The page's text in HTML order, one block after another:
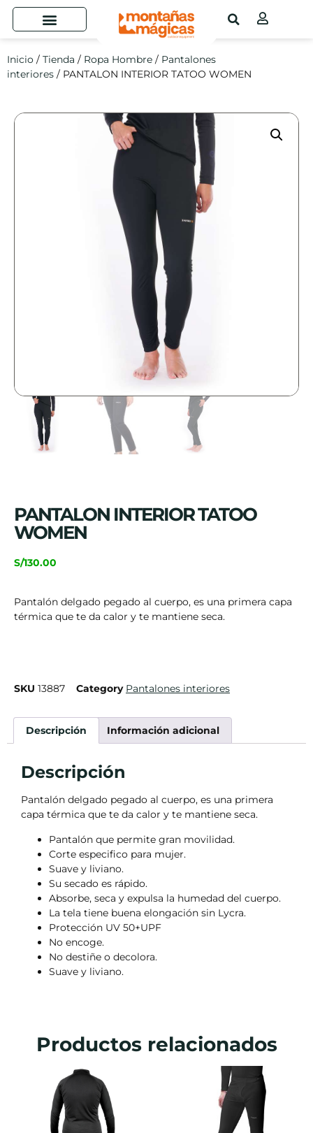
Inicio / Tienda / Ropa Hombre / Pantalones
interiores / PANTALON INTERIOR TATOO WOMEN
PANTALON INTERIOR TATOO
WOMEN
S/130.00
Pantalón delgado pegado al cuerpo, es una primera capa
térmica que te da calor y te mantiene seca.
SKU 13887 Category Pantalones interiores
Descripción Información adicional
Descripción
Pantalón delgado pegado al cuerpo, es una primera
capa térmica que te da calor y te mantiene seca.
Pantalón que permite gran movilidad.
Corte especifico para mujer.
Suave y liviano.
Su secado es rápido.
Absorbe, seca y expulsa la humedad del cuerpo.
La tela tiene buena elongación sin Lycra.
Protección UV 50+UPF
No encoge.
No destiñe o decolora.
Suave y liviano.
Productos relacionados